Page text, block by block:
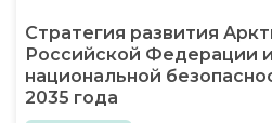
Стратегия развития
Российской Федерации
национальной
2035 года